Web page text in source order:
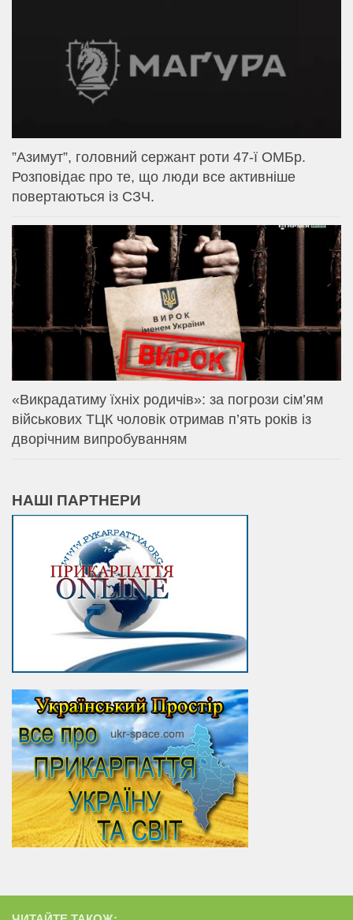
⁨”Азимут”, головний сержант роти 47-ї ОМБр.
Розповідає про те, що люди все активніше
повертаються із СЗЧ.
«Викрадатиму їхніх родичів»: за погрози сім’ям
військових ТЦК чоловік отримав п’ять років із
дворічним випробуванням
НАШІ ПАРТНЕРИ